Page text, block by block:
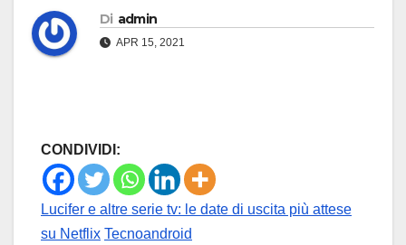
Di admin
APR 15, 2021
CONDIVIDI:
Lucifer e altre serie tv: le date di uscita più attese
su Netflix Tecnoandroid